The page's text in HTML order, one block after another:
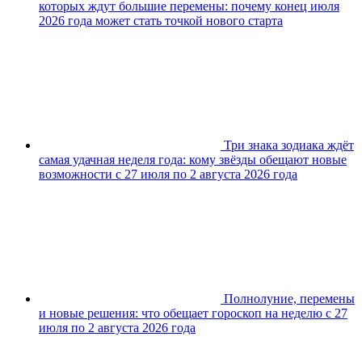
которых ждут большие перемены: почему конец июля
2026 года может стать точкой нового старта
Три знака зодиака ждёт
самая удачная неделя года: кому звёзды обещают новые
возможности с 27 июля по 2 августа 2026 года
Полнолуние, перемены
и новые решения: что обещает гороскоп на неделю с 27
июля по 2 августа 2026 года